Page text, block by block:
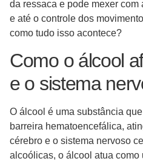
da ressaca e pode mexer com
e até o controle dos
como tudo isso acontece?
Como o álcool
e o sistema
O álcool é uma substância
barreira hematoencefálica,
cérebro e o sistema nervoso
alcoólicas, o álcool atua como